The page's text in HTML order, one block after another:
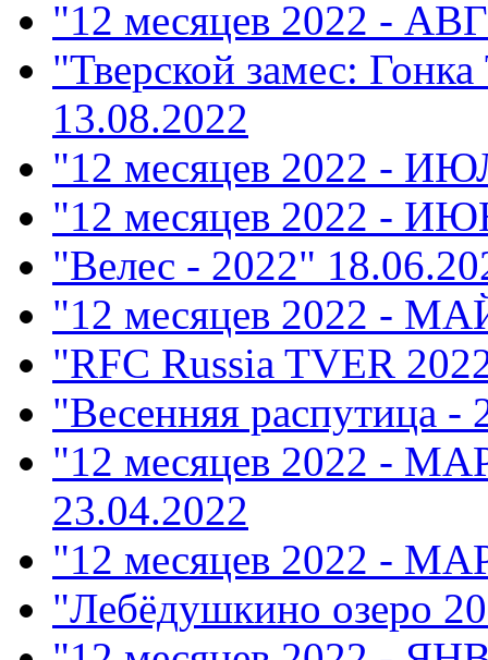
"12 месяцев 2022 -
"Тверской замес:
13.08.2022
"12 месяцев 2022 -
"12 месяцев 2022 -
"Велес - 2022"
"12 месяцев 2022 -
"RFC Russia TVER
"Весенняя распутица -
"12 месяцев 2022 -
23.04.2022
"12 месяцев 2022 -
"Лебёдушкино озеро